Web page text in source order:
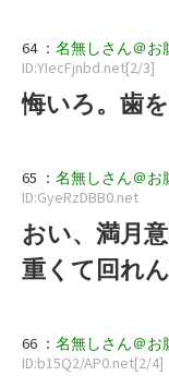
64 ： 名無しさん＠お
ID:YIecFjnbd.net[2/3]
悔いろ。歯
65 ： 名無しさん＠お
ID:GyeRzDBB0.net
おい、満月
重くて回れ
66 ： 名無しさん＠お
ID:b15Q2/AP0.net[2/4]